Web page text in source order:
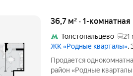
36,7 м² · 1-
Толстопальцево
21
ЖК «Родные кварталы»,
Продается
район «Родные